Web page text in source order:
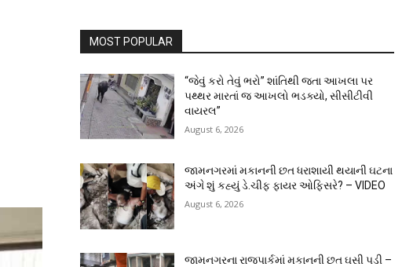
MOST POPULAR
“જેવું કરો તેવું ભરો” શાંતિથી જતા આખલા પર
પથ્થર મારતાં જ આખલો ભડક્યો, સીસીટીવી
વાયરલ”
August 6, 2026
જામનગરમાં મકાનની છત ધરાશાયી થયાની ઘટના
અંગે શું કહ્યું ડે.ચીફ ફાયર ઓફિસરે? – VIDEO
August 6, 2026
જામનગરના રાજપાર્કમાં મકાનની છત ઘસી પડી –